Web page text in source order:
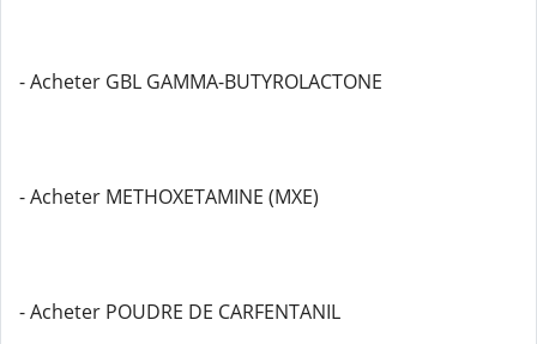
- Acheter GBL GAMMA-BUTYROLACTONE
- Acheter METHOXETAMINE (MXE)
- Acheter POUDRE DE CARFENTANIL